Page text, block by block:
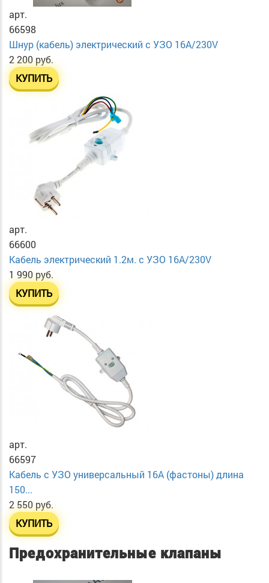
арт.
66598
Шнур (кабель) электрический с УЗО 16А/230V
2 200 руб.
КУПИТЬ
арт.
66600
Кабель электрический 1.2м. с УЗО 16А/230V
1 990 руб.
КУПИТЬ
арт.
66597
Кабель с УЗО универсальный 16А (фастоны) длина
150...
2 550 руб.
КУПИТЬ
Предохранительные клапаны